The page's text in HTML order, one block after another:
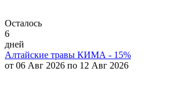
Осталось
6
дней
Алтайские травы КИМА - 15%
от 06 Авг 2026 по 12 Авг 2026